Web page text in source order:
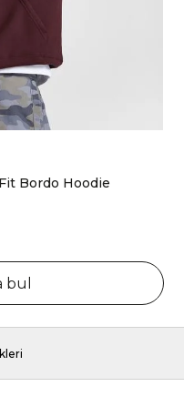
Bordo Hoodie
bul